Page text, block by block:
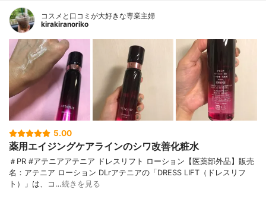
コスメと口コミが大好きな専業主婦
kirakiranoriko
5.00
薬用エイジングケアラインのシワ改善化粧水
＃PR #アテニアアテニア ドレスリフト ローション【医薬部外品】販売
名：アテニア ローション DLrアテニアの「DRESS LIFT（ドレスリフ
ト）」は、コ…続きを見る